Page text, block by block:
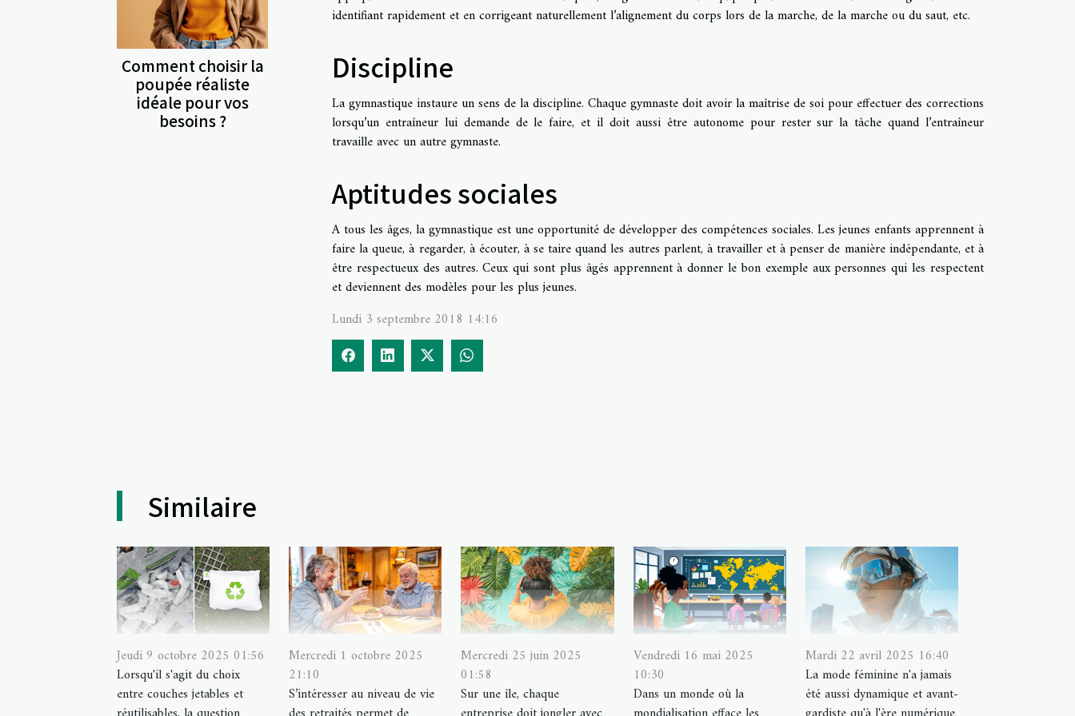
Comment choisir la
poupée réaliste
idéale pour vos
besoins ?
identifiant rapidement et en corrigeant naturellement l’alignement du corps lors de la marche, de la marche ou du saut, etc.
Discipline
La gymnastique instaure un sens de la discipline. Chaque gymnaste doit avoir la maîtrise de soi pour effectuer des corrections
lorsqu’un entraîneur lui demande de le faire, et il doit aussi être autonome pour rester sur la tâche quand l’entraîneur
travaille avec un autre gymnaste.
Aptitudes sociales
A tous les âges, la gymnastique est une opportunité de développer des compétences sociales. Les jeunes enfants apprennent à
faire la queue, à regarder, à écouter, à se taire quand les autres parlent, à travailler et à penser de manière indépendante, et à
être respectueux des autres. Ceux qui sont plus âgés apprennent à donner le bon exemple aux personnes qui les respectent
et deviennent des modèles pour les plus jeunes.
Lundi 3 septembre 2018 14:16
Similaire
Jeudi 9 octobre 2025 01:56
Lorsqu'il s'agit du choix
entre couches jetables et
Mercredi 1 octobre 2025
21:10
S’intéresser au niveau de vie
Mercredi 25 juin 2025
01:58
Sur une île, chaque
Vendredi 16 mai 2025
10:30
Dans un monde où la
Mardi 22 avril 2025 16:40
La mode féminine n'a jamais
été aussi dynamique et avant-